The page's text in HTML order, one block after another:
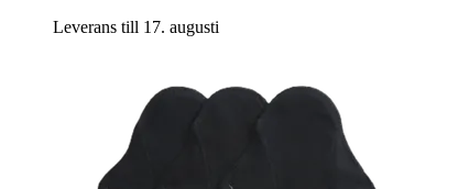
Leverans till 17. augusti